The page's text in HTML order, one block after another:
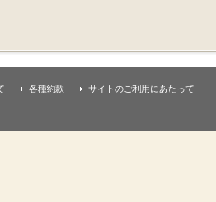
各種約款 サイトのご利用にあたって